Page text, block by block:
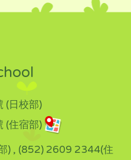
(日校部)
(住宿部)
) , (852) 2609 2344(住